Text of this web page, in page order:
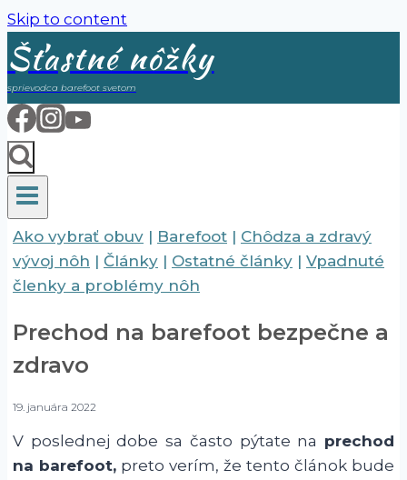
Skip to content
Šťastné nôžky
sprievodca barefoot svetom
Ako vybrať obuv | Barefoot | Chôdza a zdravý
vývoj nôh | Články | Ostatné články | Vpadnuté
členky a problémy nôh
Prechod na barefoot bezpečne a
zdravo
19. januára 2022
V poslednej dobe sa často pýtate na prechod
na barefoot, preto verím, že tento článok bude